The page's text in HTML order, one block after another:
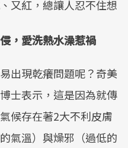
又紅，總讓人忍不住想
，愛洗熱水澡惹禍
出現乾癢問題呢？奇美
士表示，這是因為就傳
候存在著2大不利皮膚
氣溫）與燥邪（過低的